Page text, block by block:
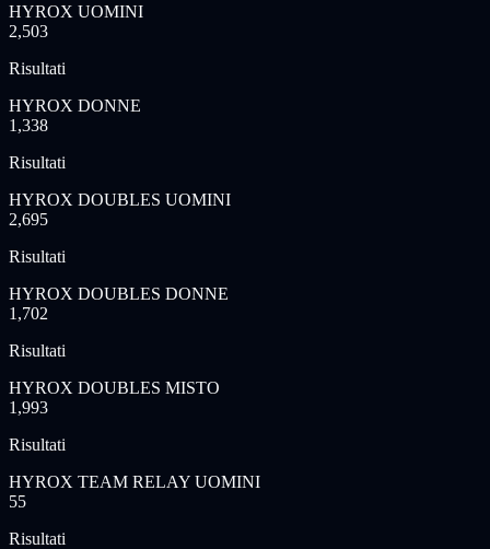
HYROX UOMINI
2,503
Risultati
HYROX DONNE
1,338
Risultati
HYROX DOUBLES UOMINI
2,695
Risultati
HYROX DOUBLES DONNE
1,702
Risultati
HYROX DOUBLES MISTO
1,993
Risultati
HYROX TEAM RELAY UOMINI
55
Risultati